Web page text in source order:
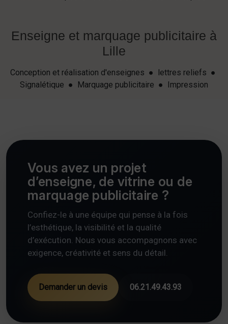
Enseigne et marquage publicitaire à
Lille
Conception et réalisation d'enseignes ● lettres reliefs ●
Signalétique ● Marquage publicitaire ● Impression
Vous avez un projet
d’enseigne, de vitrine ou de
marquage publicitaire ?
Confiez-le à une équipe qui pense à la fois
l’esthétique, la visibilité et la qualité
d’exécution. Nous vous accompagnons avec
exigence, créativité et sens du détail.
Demander un devis 06.21.49.43.93